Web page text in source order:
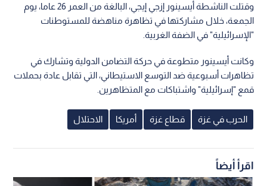
وقتلت الناشطة أيسينور إزجي إيجي، البالغة من العمر 26 عاما، يوم
الجمعة، خلال مشاركتها في تظاهرة مناهضة للمستوطنات
"الإسرائيلية" في الضفة الغربية.
وكانت أيسينور متطوعة في حركة التضامن الدولية وتشارك في
تظاهرات أسبوعية ضد التوسع الاستيطاني، التي تقابل عادة بحملات
قمع "إسرائيلية" واشتباكات مع المتظاهرين.
الحرب في غزة قطاع غزة أمريكا الاحتلال
اقرأ أيضاً